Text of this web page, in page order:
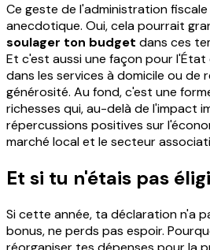
Ce geste de l'administration
anecdotique. Oui, cela pourrait
soulager ton budget dans ces
Et c'est aussi une façon pour
dans les services à domicile ou de
générosité. Au fond, c'est une
richesses qui, au-delà de l'impact
répercussions positives sur
marché local et le secteur
Et si tu n'étais pas
Si cette année, ta déclaration n'a
bonus, ne perds pas espoir.